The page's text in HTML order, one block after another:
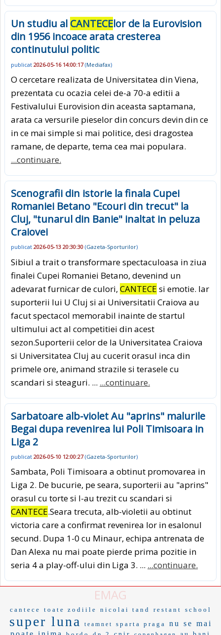
Un studiu al CANTECElor de la Eurovision
din 1956 incoace arata cresterea
continutului politic
publicat 2026-05-16 14:00:17(Mediafax)
O cercetare realizata de Universitatea din Viena,
prezentata cu ocazia celei de-a 70-a editii a
Festivalului Eurovision din aceasta saptamana,
arata ca versurile pieselor din concurs devin din ce
in ce mai simple si mai politice, desi dragostea
ramane, de departe, tema cea mai populara.
...continuare.
Scenografii din istorie la finala Cupei
Romaniei Betano "Ecouri din trecut" la
Cluj, "tunarul din Banie" inaltat in peluza
Craiovei
publicat 2026-05-13 20:30:30 (Gazeta-Sporturilor)
Sibiul a trait o transformare spectaculoasa in ziua
finalei Cupei Romaniei Betano, devenind un
adevarat furnicar de culori, CANTECE si emotie. Iar
suporterii lui U Cluj si ai Universitatii Craiova au
facut spectacol memorabil inainte de startul
ultimului act al competitiei din acest
sezon.Suporterii celor de la Universitatea Craiova
si Universitatea Cluj au cucerit orasul inca din
primele ore, animand strazile si terasele cu
scandari si steaguri. ... ...continuare.
Sarbatoare alb-violet Au "aprins" malurile
Begai dupa revenirea lui Poli Timisoara in
Liga 2
publicat 2026-05-10 12:00:27(Gazeta-Sporturilor)
Sambata, Poli Timisoara a obtinut promovarea in
Liga 2. De bucurie, pe seara, suporterii au "aprins"
orasul cu torte si l-au trezit cu scandari si
CANTECE.Seara trecuta, alb-violetii au obtinut
victoria care a confirmat revenirea lor in esalonul
secund. Dupa 1-0 cu Minaur, echipa antrenata de
Dan Alexa nu mai poate pierde prima pozitie in
seria 4 a play-off-ului din Liga 3. ... ...continuare.
EMAG
cantece toate zodiile nicolai tand restant school
super luna teamnet sparta praga
nu se mai